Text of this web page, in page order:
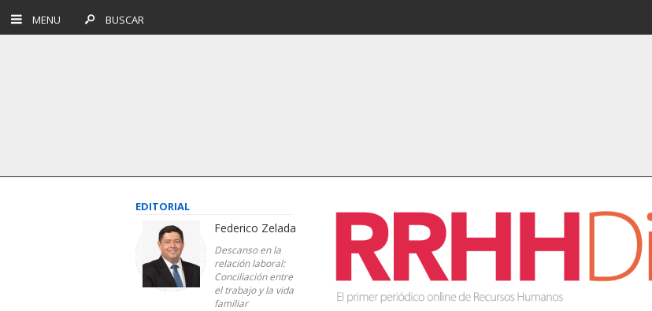
MENU BUSCAR
EDITORIAL
Federico Zelada
Descanso en la
relación laboral:
Conciliación entre
el trabajo y la vida
familiar